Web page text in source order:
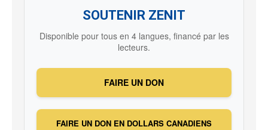
SOUTENIR ZENIT
Disponible pour tous en 4 langues, financé par les
lecteurs.
FAIRE UN DON
FAIRE UN DON EN DOLLARS CANADIENS